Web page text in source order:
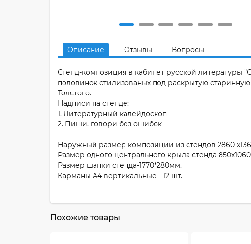
Описание Отзывы Вопросы
Стенд-композиция в кабинет русской литературы
половинок стилизованых под раскрытую
Толстого.
Надписи на стенде:
1. Литературный калейдоскоп
2. Пиши, говори без ошибок
Наружный размер композиции из стендов 2860
Размер одного центрального крыла стенда
Размер шапки стенда-1770*280мм.
Карманы А4 вертикальные - 12 шт.
Похожие товары